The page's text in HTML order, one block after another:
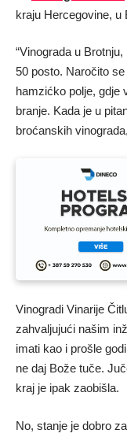
kraju Hercegovine, u
“Vinograda u
50 posto. Naročito
hamzićko polje, gdje
branje. Kada je u
broćanskih
Vinogradi Vinarije
zahvaljujući našim
imati kao i prošle
ne daj Bože tuče.
kraj je ipak zaobišla.
No, stanje je dobro